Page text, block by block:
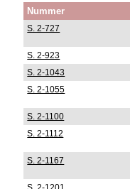
Nummer
S. 2-727
S. 2-923
S. 2-1043
S. 2-1055
S. 2-1100
S. 2-1112
S. 2-1167